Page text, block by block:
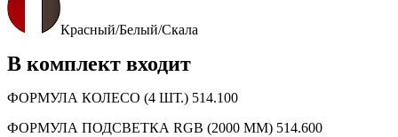
Красный/Белый/Скала
В комплект входит
ФОРМУЛА КОЛЕСО (4 ШТ.) 514.100
ФОРМУЛА ПОДСВЕТКА RGB (2000 ММ) 514.600